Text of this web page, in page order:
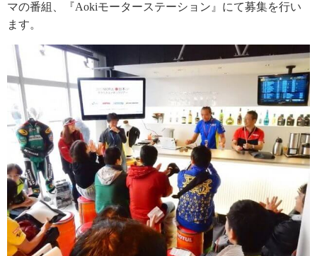
マの番組、『Aokiモーターステーション』にて募集を行い
ます。